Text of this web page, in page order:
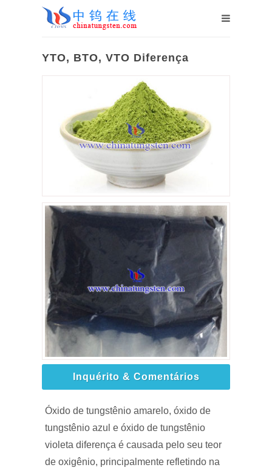
YTO, BTO, VTO Diferença
Inquérito & Comentários
Óxido de tungstênio amarelo, óxido de
tungstênio azul e óxido de tungstênio
violeta diferença é causada pelo seu teor
de oxigênio, principalmente refletindo na